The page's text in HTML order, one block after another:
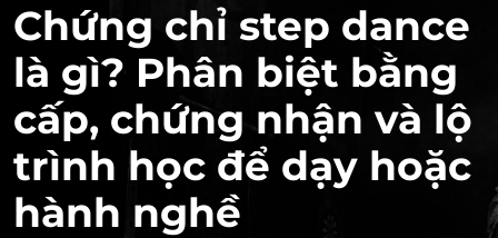
Chứng chỉ step dance
là gì? Phân biệt bằng
cấp, chứng nhận và lộ
trình học để dạy hoặc
hành nghề